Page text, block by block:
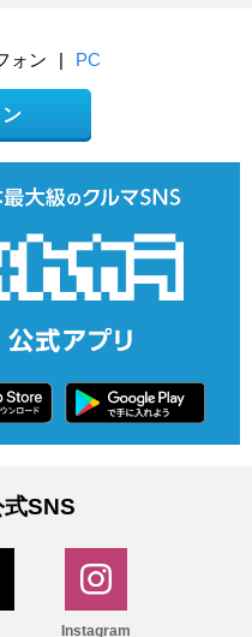
ォン | PC
SNS
Instagram